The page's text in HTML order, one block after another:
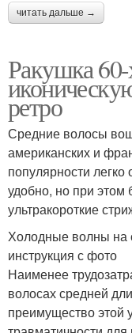
читать дальше →
Ракушка 60-
ретро
Средние волосы
американских и
популярности
удобно, но при этом
ультракороткие
Холодные волны на
инструкция с фото
Наименее
волосах средней
преимущество этой